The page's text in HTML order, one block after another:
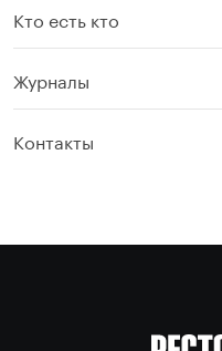
Кто есть кто
Журналы
Контакты